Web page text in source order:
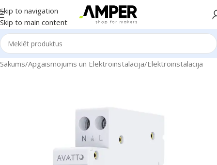
Skip to navigation
Skip to main content
Sākums/Apgaismojums un Elektroinstalācija/Elektroinstalācija